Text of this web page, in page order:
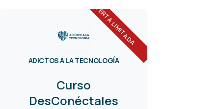
OFERTA LIMITADA
ADICTOS A LA TECNOLOGÍA
Curso
DesConéctales